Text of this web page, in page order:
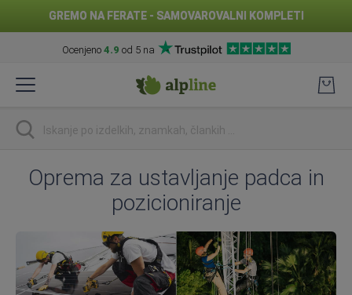
GREMO NA FERATE - SAMOVAROVALNI KOMPLETI
Ocenjeno 4.9 od 5 na
na
Iskanje
Oprema za ustavljanje padca in
pozicioniranje